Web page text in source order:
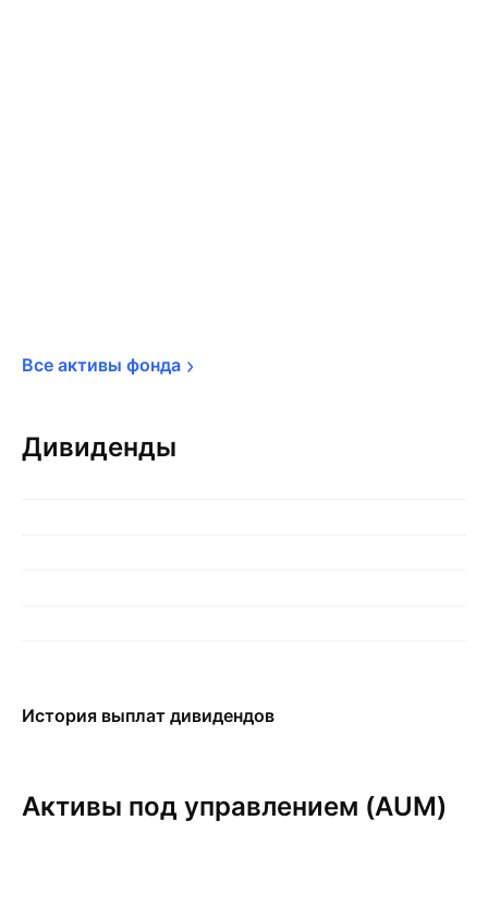
Все активы фонда
Дивиденды
История выплат дивидендов
Активы под управлением (AUM)